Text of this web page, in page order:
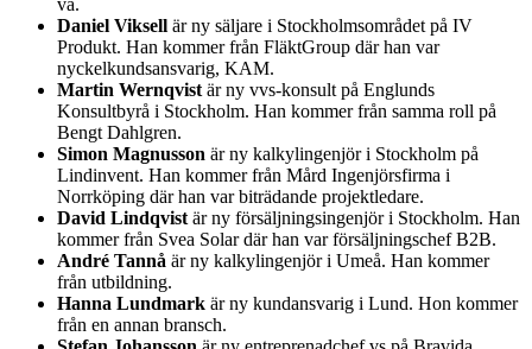
Daniel Viksell är ny säljare i Stockholmsområdet på IV
Produkt. Han kommer från FläktGroup där han var
nyckelkundsansvarig, KAM.
Martin Wernqvist är ny vvs-konsult på Englunds
Konsultbyrå i Stockholm. Han kommer från samma roll på
Bengt Dahlgren.
Simon Magnusson är ny kalkylingenjör i Stockholm på
Lindinvent. Han kommer från Mård Ingenjörsfirma i
Norrköping där han var biträdande projektledare.
David Lindqvist är ny försäljningsingenjör i Stockholm. Han
kommer från Svea Solar där han var försäljningschef B2B.
André Tannå är ny kalkylingenjör i Umeå. Han kommer
från utbildning.
Hanna Lundmark är ny kundansvarig i Lund. Hon kommer
från en annan bransch.